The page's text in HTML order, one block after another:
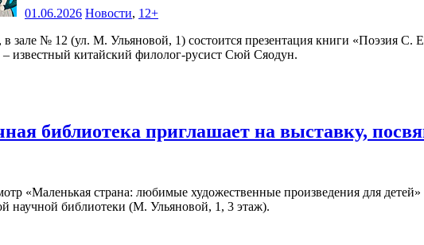
01.06.2026 Новости, 12+
, в зале № 12 (ул. М. Ульяновой, 1) состоится презентация книги «Поэзия С.
известный китайский филолог-русист Сюй Сяодун.
библиотека приглашает на выставку,
«Маленькая страна: любимые художественные произведения для
научной библиотеки (М. Ульяновой, 1, 3 этаж).